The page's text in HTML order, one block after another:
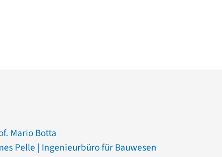
Mario Botta
Pelle | Ingenieurbüro für Bauwesen